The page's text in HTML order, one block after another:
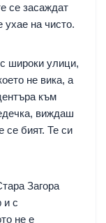
се засаждат
ухае на чисто.
широки улици,
не вика, а
към
виждаш
се бият. Те си
Загора
и с
не е